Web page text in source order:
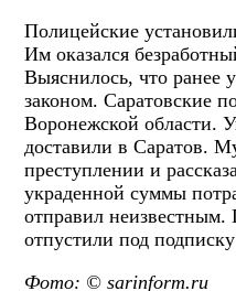
Полицейские
Им оказался
Выяснилось, что ранее
законом. Саратовские
Воронежской области.
доставили в Саратов.
преступлении и
украденной суммы
отправил неизвестным.
отпустили под
Фото: © sarinform.ru